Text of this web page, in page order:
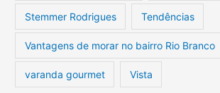
Stemmer Rodrigues Tendências
Vantagens de morar no bairro Rio Branco
varanda gourmet Vista